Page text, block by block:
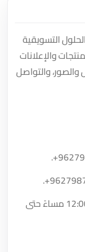
التسويقية
والإعلانات
والتواصل
.
.
أوقات العمل: جميع أيام الأسبوع من الساعة 12:00 مساءً حتى